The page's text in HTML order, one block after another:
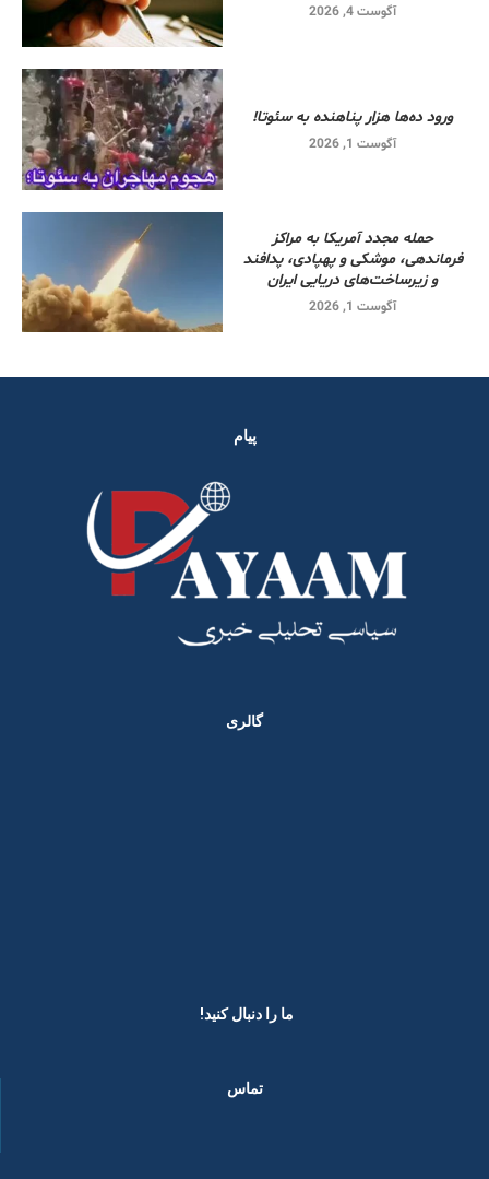
آگوست 4, 2026
ورود ده‌ها هزار پناهنده به سئوتا!
آگوست 1, 2026
حمله مجدد آمریکا به مراکز
فرماندهی، موشکی و پهپادی، پدافند
و زیرساخت‌های دریایی ایران
آگوست 1, 2026
پیام
گالری
ما را دنبال کنید! ​
تماس